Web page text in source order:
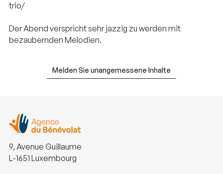
trio/
Der Abend verspricht sehr jazzig zu werden mit
bezaubernden Melodien.
Melden Sie unangemessene Inhalte
9, Avenue Guillaume
L-1651 Luxembourg